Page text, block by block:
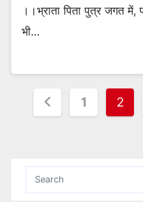
।।भ्राता पिता पुत्र जगत
भी…
Posts1 2